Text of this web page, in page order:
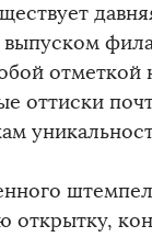
отметкой
оттиски
открытку,